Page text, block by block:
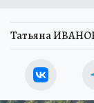
Татьяна